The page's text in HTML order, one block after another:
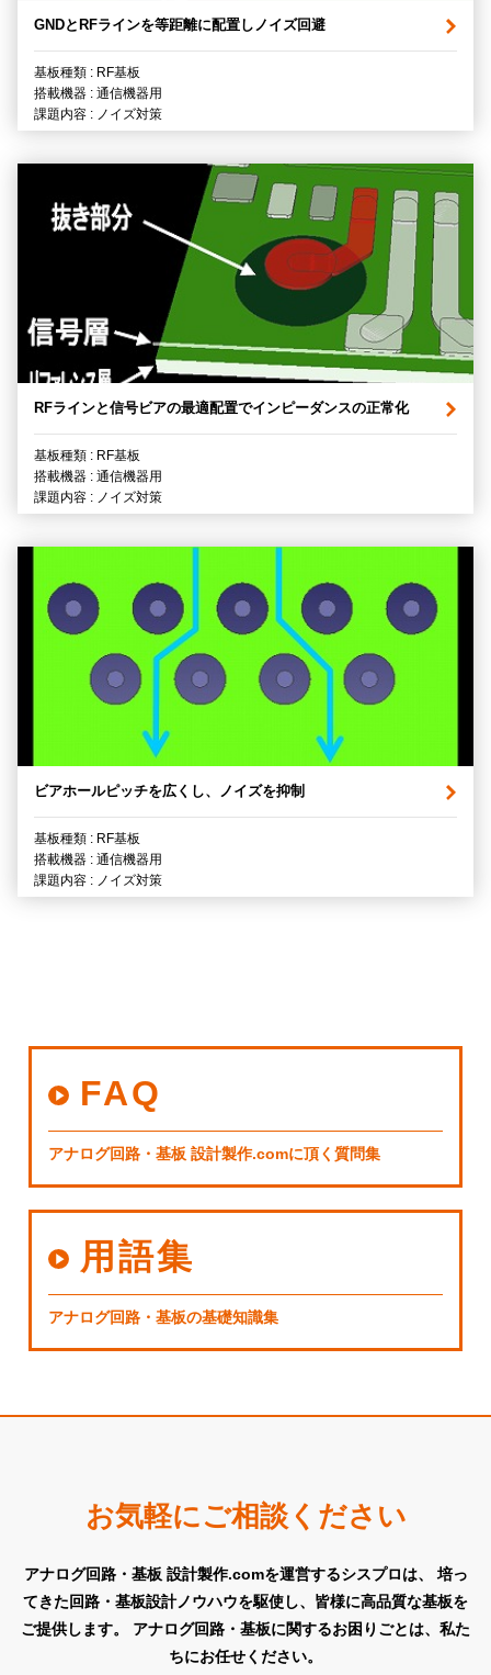
GNDとRFラインを等距離に配置しノイズ回避
基板種類 : RF基板
搭載機器 : 通信機器用
課題内容 : ノイズ対策
RFラインと信号ビアの最適配置でインピーダンスの正常化
基板種類 : RF基板
搭載機器 : 通信機器用
課題内容 : ノイズ対策
ビアホールピッチを広くし、ノイズを抑制
基板種類 : RF基板
搭載機器 : 通信機器用
課題内容 : ノイズ対策
FAQ
アナログ回路・基板 設計製作.comに頂く質問集
用語集
アナログ回路・基板の基礎知識集
お気軽にご相談ください
アナログ回路・基板 設計製作.comを運営するシスプロは、
培っ
てきた回路・基板設計ノウハウを駆使し、皆様に高品質な基板を
ご提供します。
アナログ回路・基板に関するお困りごとは、私た
ちにお任せください。